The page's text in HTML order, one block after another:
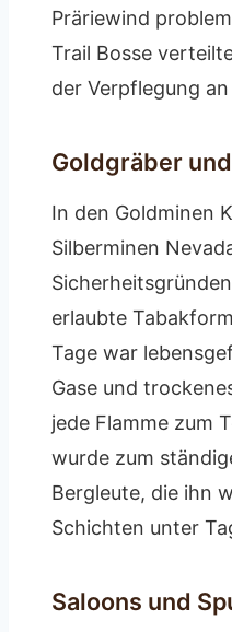
Präriewind
Trail Bosse
der Verpflegung
Goldgräber
In den Goldminen
Silberminen
erlaubte
Tage war
Gase und
jede Flamme zum
wurde zum
Bergleute, die ihn
Schichten unter
Saloons und